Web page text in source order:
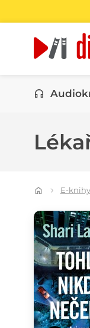
E-knihy